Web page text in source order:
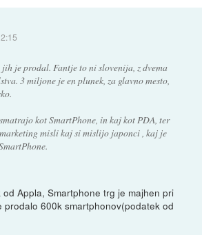
je prodal. Fantje to ni slovenija, z dvema
3 miljone je en plunek, za glavno mesto,
kot SmartPhone, in kaj kot PDA, ter
misli kaj si mislijo japonci , kaj je
Appla, Smartphone trg je majhen pri
prodalo 600k smartphonov(podatek od